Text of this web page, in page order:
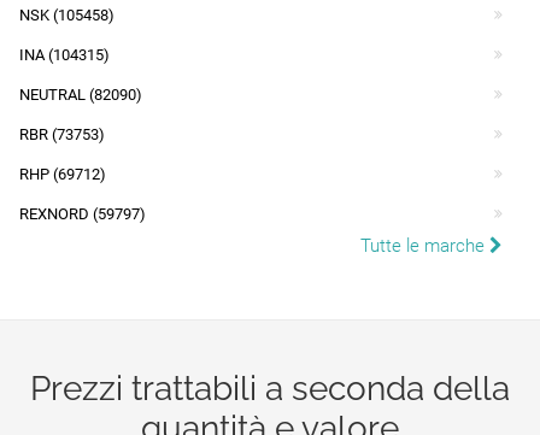
NSK (105458)
INA (104315)
NEUTRAL (82090)
RBR (73753)
RHP (69712)
REXNORD (59797)
Tutte le marche
Prezzi trattabili a seconda della